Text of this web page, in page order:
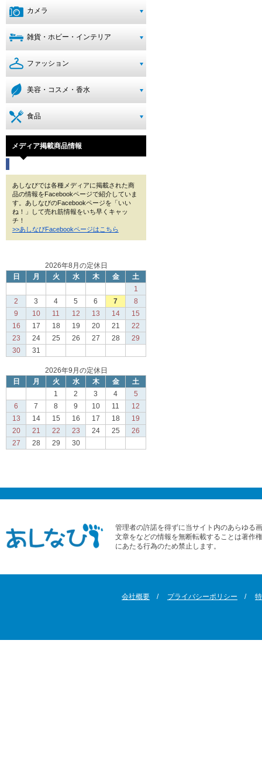
カメラ
雑貨・ホビー・インテリア
ファッション
美容・コスメ・香水
食品
メディア掲載商品情報
あしなびでは各種メディアに掲載された商
品の情報をFacebookページで紹介していま
す。あしなびのFacebookページを「いい
ね！」して売れ筋情報をいち早くキャッ
チ！
>>あしなびFacebookページはこちら
2026年8月の定休日
日
月 火 水 木 金
土
1
2
3 4 5 6 7
8
9
10 11 12 13 14
15
16
17 18 19 20 21
22
23
24 25 26 27 28
29
30
31
2026年9月の定休日
日
月 火 水 木 金
土
1
2 3 4
5
6
7 8 9 10 11
12
13
14 15 16 17 18
19
20
21 22 23 24 25
26
27
28 29 30
管理者の許諾を得ずに当サイト内のあらゆる
文章をなどの情報を無断転載することは著作
にあたる行為のため禁止します。
会社概要 プライバシーポリシー